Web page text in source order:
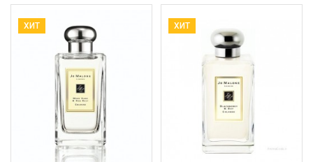
ХИТ ХИТ